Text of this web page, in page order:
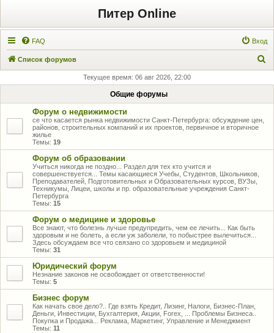
Питер Online
FAQ Вход
Список форумов
с
Текущее время: 06 авг 2026, 22:00
Общие форумы
Форум о недвижимости
се что касается рынка недвижимости Санкт-Петербурга: обсуждение цен,
районов, строительных компаний и их проектов, первичное и вторичное
жилье
Темы: 19
Форум об образовании
Учиться никогда не поздно... Раздел для тех кто учится и
совершенствуется... Темы касающиеся Учебы, Студентов, Школьников,
Преподавателей, Подготовительных и Образовательных курсов, ВУЗы,
Техникумы, Лицеи, школы и пр. образовательные учреждения Санкт-
Петербурга
Темы: 15
Форум о медицине и здоровье
Все знают, что болезнь лучше предупредить, чем ее лечить... Как быть
здоровым и не болеть, а если уж заболели, то побыстрее вылечиться...
Здесь обсуждаем все что связано со здоровьем и медициной
Темы: 31
Юридический форум
Незнание законов не освобождает от ответственности!
Темы: 5
Бизнес форум
Как начать свое дело?.. Где взять Кредит, Лизинг, Налоги, Бизнес-План,
Деньги, Инвестиции, Бухгалтерия, Акции, Forex, ... Проблемы Бизнеса..
Покупка и Продажа... Реклама, Маркетинг, Управление и Менеджмент
Темы: 11